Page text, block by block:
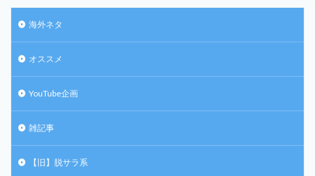
海外ネタ
オススメ
YouTube企画
雑記事
【旧】脱サラ系